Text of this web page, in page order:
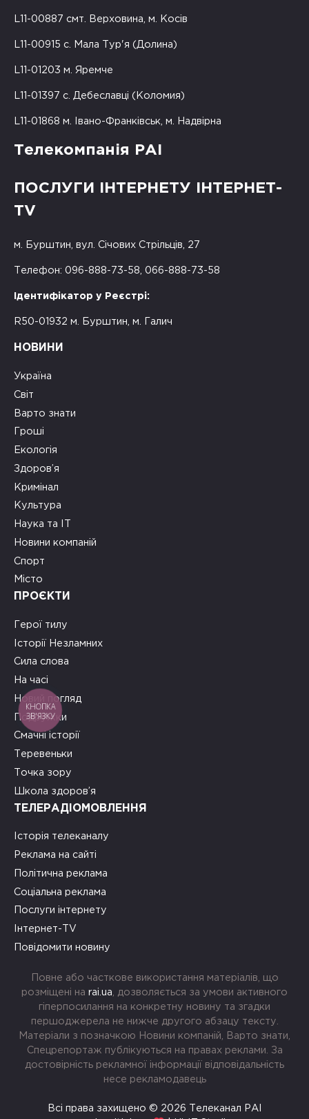
L11-00887 смт. Верховина, м. Косів
L11-00915 с. Мала Тур'я (Долина)
L11-01203 м. Яремче
L11-01397 с. Дебеславці (Коломия)
L11-01868 м. Івано-Франківськ, м. Надвірна
Телекомпанія РАІ
ПОСЛУГИ ІНТЕРНЕТУ ІНТЕРНЕТ-
TV
м. Бурштин, вул. Січових Стрільців, 27
Телефон: 096-888-73-58, 066-888-73-58
Ідентифікатор у Реєстрі:
R50-01932 м. Бурштин, м. Галич
НОВИНИ
Україна
Світ
Варто знати
Гроші
Екологія
Здоров’я
Кримінал
Культура
Наука та ІТ
Новини компаній
Спорт
Місто
ПРОЄКТИ
Герої тилу
Історії Незламних
Сила слова
На часі
Новий погляд
Подружки
Смачні історії
Теревеньки
Точка зору
Школа здоров’я
ТЕЛЕРАДІОМОВЛЕННЯ
Історія телеканалу
Реклама на сайті
Політична реклама
Соціальна реклама
Послуги інтернету
Інтернет-TV
Повідомити новину
Повне або часткове використання матеріалів, що
розміщені на rai.ua , дозволяється за умови активного
гіперпосилання на конкретну новину та згадки
першоджерела не нижче другого абзацу тексту.
Матеріали з позначкою Новини компаній, Варто знати,
Спецрепортаж публікуються на правах реклами. За
достовірність рекламної інформації відповідальність
несе рекламодавець
Всі права захищено © 2026 Телеканал РАІ
КНОПКА
ЗВ'ЯЗКУ